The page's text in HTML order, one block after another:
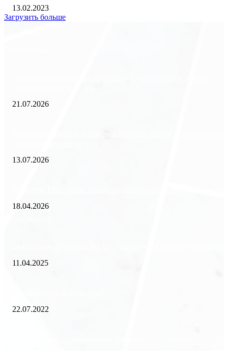
13.02.2023
Загрузить больше
21.07.2026
13.07.2026
18.04.2026
11.04.2025
22.07.2022